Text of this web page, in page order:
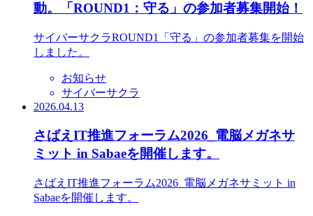
動。「ROUND1：守る」の参加者募集開始！
サイバーサクラROUND1「守る」の参加者募集を開始
しました。
お知らせ
サイバーサクラ
2026.04.13
さばえIT推進フォーラム2026_電脳メガネサ
ミット in Sabaeを開催します。
さばえIT推進フォーラム2026_電脳メガネサミット in
Sabaeを開催します。